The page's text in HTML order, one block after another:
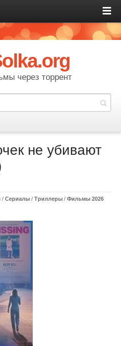
через торрент
не убивают
/ Сериалы / Триллеры / Фильмы 2026